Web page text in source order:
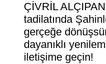
ÇİVRİL
tadilatında
gerçeğe
dayanıklı
iletişime geçin!